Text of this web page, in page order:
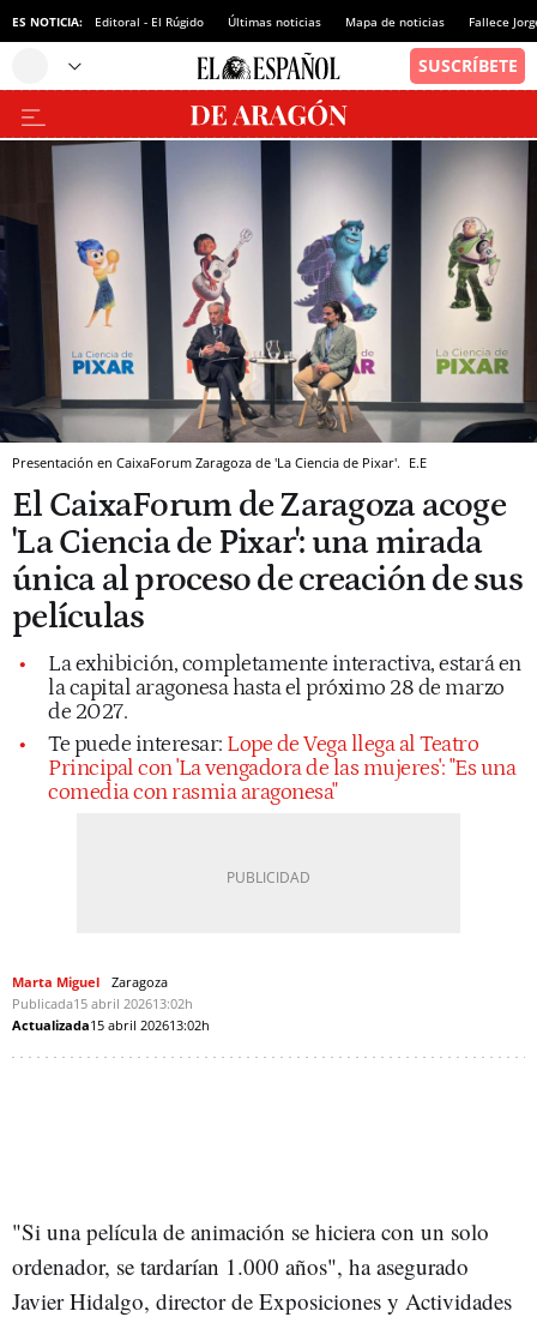
ES NOTICIA: Editoral - El Rúgido Últimas noticias Mapa de noticias Fallece
Presentación en CaixaForum Zaragoza de 'La Ciencia de Pixar'. E.E
El CaixaForum de Zaragoza acoge
'La Ciencia de Pixar': una mirada
única al proceso de creación de sus
películas
La exhibición, completamente interactiva, estará en
la capital aragonesa hasta el próximo 28 de marzo
de 2027.
Te puede interesar: Lope de Vega llega al Teatro
Principal con 'La vengadora de las mujeres': "Es una
comedia con rasmia aragonesa"
Marta Miguel
Zaragoza
Publicada15 abril 202613:02h
Actualizada15 abril 202613:02h
"Si una película de animación se hiciera con un solo
ordenador, se tardarían 1.000 años", ha asegurado
Javier Hidalgo, director de Exposiciones y Actividades